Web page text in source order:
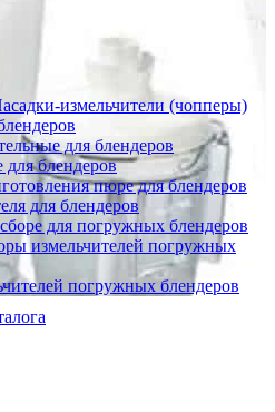
измельчители (чопперы)
для блендеров
блендеров
пюре для блендеров
для блендеров
для погружных блендеров
измельчителей погружных
погружных блендеров